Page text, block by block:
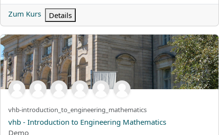
Zum Kurs
Details
vhb - Introduction to Engineering Mathematics
Kurzer Kursname
vhb-introduction_to_engineering_mathematics
Kursname
vhb - Introduction to Engineering Mathematics
Kursbereich
Demo